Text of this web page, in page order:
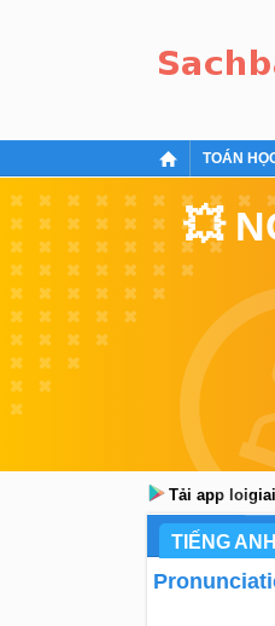
TOÁN
💥
Tải app
TIẾNG ANH